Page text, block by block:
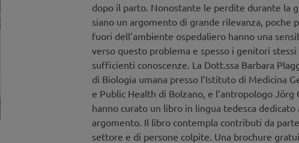
dopo il parto. Nonostante le perdite durante la
siano un argomento di grande rilevanza, poche
fuori dell’ambiente ospedaliero hanno una
verso questo problema e spesso i genitori
sufficienti conoscenze. La Dott.ssa Barbara
di Biologia umana presso l’Istituto di Medicina
e Public Health di Bolzano, e l’antropologo Jörg
hanno curato un libro in lingua tedesca dedicato
argomento. Il libro contempla contributi da
settore e di persone colpite. Una brochure